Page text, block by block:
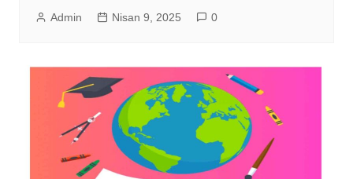
Admin Nisan 9, 2025 0